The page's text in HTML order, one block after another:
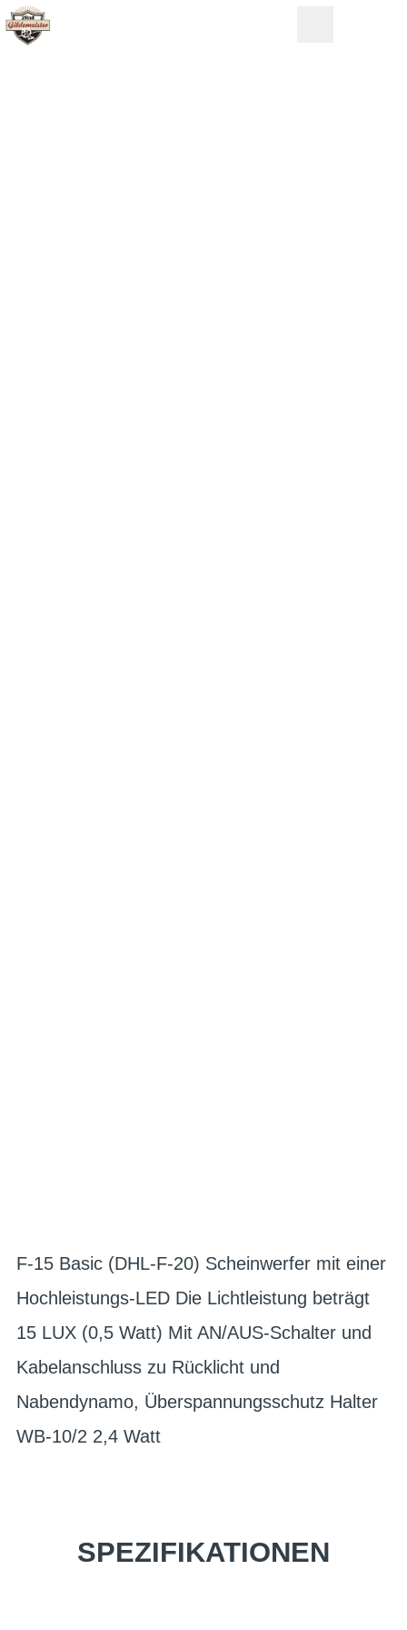
F-15 Basic (DHL-F-20) Scheinwerfer mit einer
Hochleistungs-LED Die Lichtleistung beträgt
15 LUX (0,5 Watt) Mit AN/AUS-Schalter und
Kabelanschluss zu Rücklicht und
Nabendynamo, Überspannungsschutz Halter
WB-10/2 2,4 Watt
SPEZIFIKATIONEN